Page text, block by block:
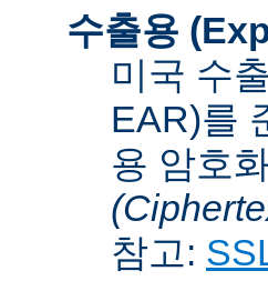
수출용
미국 수
EAR)를
용 암호
참고: